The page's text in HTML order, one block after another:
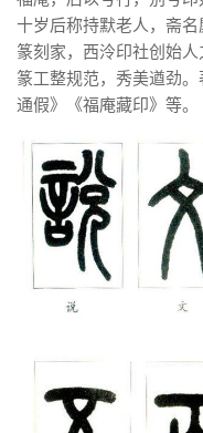
十岁后称持默老人，斋名
篆刻家，西泠印社创始
篆工整规范，秀美遒劲
通假》《福庵藏印》等。